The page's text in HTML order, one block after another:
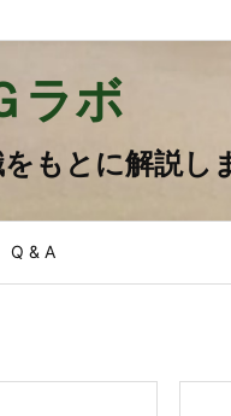
ラボ
もとに解説し
Q & A